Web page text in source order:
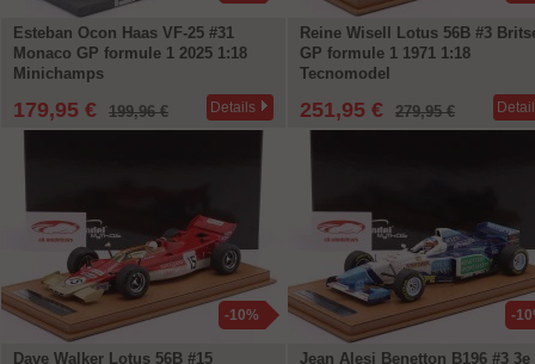
Esteban Ocon Haas VF-25 #31
Monaco GP formule 1 2025 1:18
Minichamps
179,95 € 199,96 € Details
Reine Wisell Lotus 56B #3
GP formule 1 1971 1:18
Tecnomodel
251,95 € 279,95 €
-10%
Dave Walker Lotus 56B #15
-
Jean Alesi Benetton B196 #3 3e